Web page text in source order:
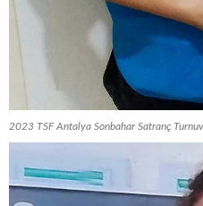
2023 TSF Antalya Sonbahar Satranç